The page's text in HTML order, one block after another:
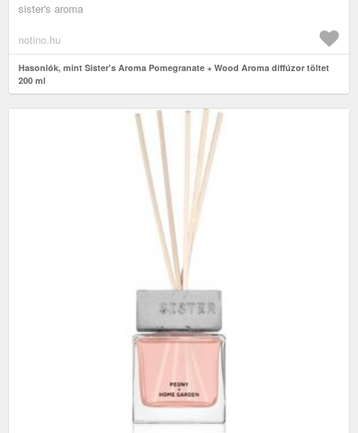
sister's aroma
notino.hu
Hasonlók, mint Sister's Aroma Pomegranate + Wood Aroma diffúzor töltet
200 ml